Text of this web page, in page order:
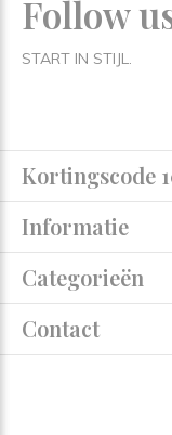
Follow
START IN STIJL.
Kortingscode
Informatie
Categorieën
Contact